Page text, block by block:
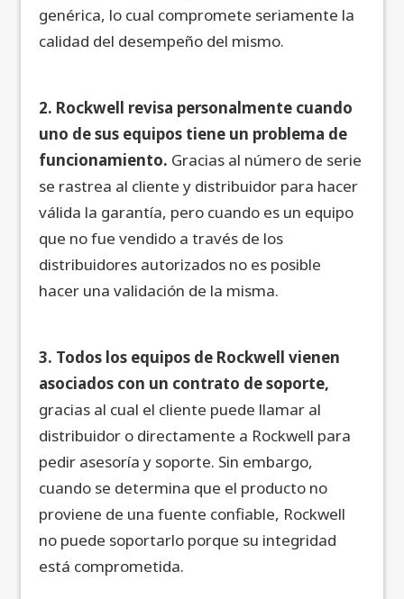
genérica, lo cual compromete seriamente la
calidad del desempeño del mismo.
2. Rockwell revisa personalmente cuando
uno de sus equipos tiene un problema de
funcionamiento. Gracias al número de serie
se rastrea al cliente y distribuidor para hacer
válida la garantía, pero cuando es un equipo
que no fue vendido a través de los
distribuidores autorizados no es posible
hacer una validación de la misma.
3. Todos los equipos de Rockwell vienen
asociados con un contrato de soporte,
gracias al cual el cliente puede llamar al
distribuidor o directamente a Rockwell para
pedir asesoría y soporte. Sin embargo,
cuando se determina que el producto no
proviene de una fuente confiable, Rockwell
no puede soportarlo porque su integridad
está comprometida.